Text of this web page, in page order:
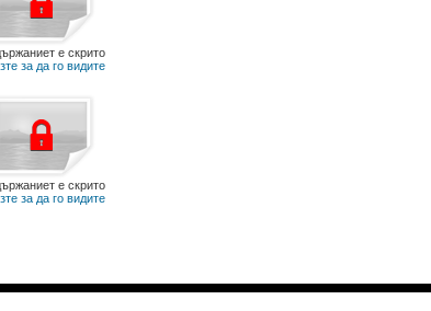
е скрито
за да го видите
е скрито
за да го видите